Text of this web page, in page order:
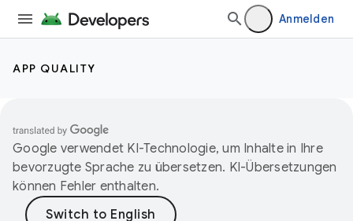
Anmelden
APP QUALITY
Google verwendet KI-Technologie, um Inhalte in Ihre
bevorzugte Sprache zu übersetzen. KI-Übersetzungen
können Fehler enthalten.